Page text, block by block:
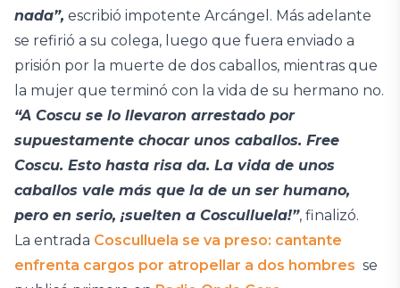
nada”, escribió impotente Arcángel. Más adelante
se refirió a su colega, luego que fuera enviado a
prisión por la muerte de dos caballos, mientras que
la mujer que terminó con la vida de su hermano no.
“A Coscu se lo llevaron arrestado por
supuestamente chocar unos caballos. Free
Coscu. Esto hasta risa da. La vida de unos
caballos vale más que la de un ser humano,
pero en serio, ¡suelten a Cosculluela!”, finalizó.
La entrada Cosculluela se va preso: cantante
enfrenta cargos por atropellar a dos hombres se